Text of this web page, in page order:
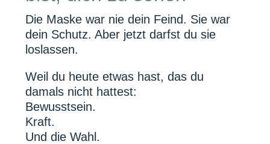
Die Maske war nie dein Feind. Sie war
dein Schutz. Aber jetzt darfst du sie
loslassen.
Weil du heute etwas hast, das du
damals nicht hattest:
Bewusstsein.
Kraft.
Und die Wahl.